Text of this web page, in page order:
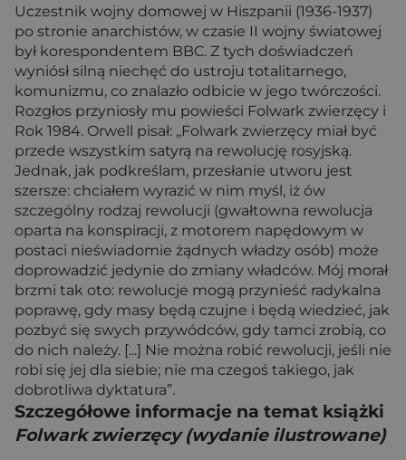
Uczestnik wojny domowej w Hiszpanii (1936-1937)
po stronie anarchistów, w czasie II wojny światowej
był korespondentem BBC. Z tych doświadczeń
wyniósł silną niechęć do ustroju totalitarnego,
komunizmu, co znalazło odbicie w jego twórczości.
Rozgłos przyniosły mu powieści Folwark zwierzęcy i
Rok 1984. Orwell pisał: ,,Folwark zwierzęcy miał być
przede wszystkim satyrą na rewolucję rosyjską.
Jednak, jak podkreślam, przesłanie utworu jest
szersze: chciałem wyrazić w nim myśl, iż ów
szczególny rodzaj rewolucji (gwałtowna rewolucja
oparta na konspiracji, z motorem napędowym w
postaci nieświadomie żądnych władzy osób) może
doprowadzić jedynie do zmiany władców. Mój morał
brzmi tak oto: rewolucje mogą przynieść radykalna
poprawę, gdy masy będą czujne i będą wiedzieć, jak
pozbyć się swych przywódców, gdy tamci zrobią, co
do nich należy. [...] Nie można robić rewolucji, jeśli nie
robi się jej dla siebie; nie ma czegoś takiego, jak
dobrotliwa dyktatura”.
Szczegółowe informacje na temat książki
Folwark zwierzęcy (wydanie ilustrowane)